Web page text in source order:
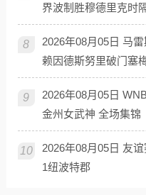
界波制胜穆德里克时
8
2026年08月05日 马
赖因德斯努里破门塞
9
2026年08月05日
金州女武神 全场集锦
10
2026年08月05日 友
1纽波特郡